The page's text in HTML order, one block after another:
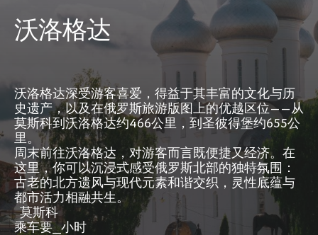
沃洛格达
沃洛格达深受游客喜爱，得益于其丰富的文化与历
史遗产，以及在俄罗斯旅游版图上的优越区位——从
莫斯科到沃洛格达约466公里，到圣彼得堡约655公
里。
周末前往沃洛格达，对游客而言既便捷又经济。在
这里，你可以沉浸式感受俄罗斯北部的独特氛围：
古老的北方遗风与现代元素和谐交织，灵性底蕴与
都市活力相融共生。
莫斯科
乘车要__小时